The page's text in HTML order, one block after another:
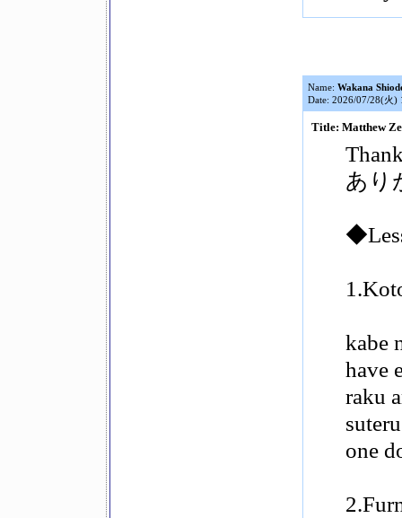
Name: Wakana
Date: 2026/07/28(火)
Title: Matthew
あり
kabe
have
raku
one